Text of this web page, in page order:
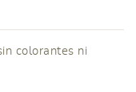
colorantes ni